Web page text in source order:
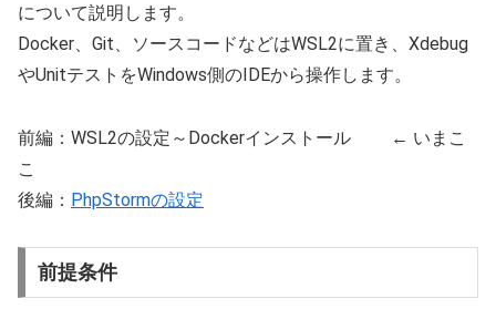
について説明します。
Docker、Git、ソースコードなどはWSL2に置き、Xdebug
やUnitテストをWindows側のIDEから操作します。
前編：WSL2の設定～Dockerインストール ← いまこ
こ
後編： PhpStormの設定
前提条件